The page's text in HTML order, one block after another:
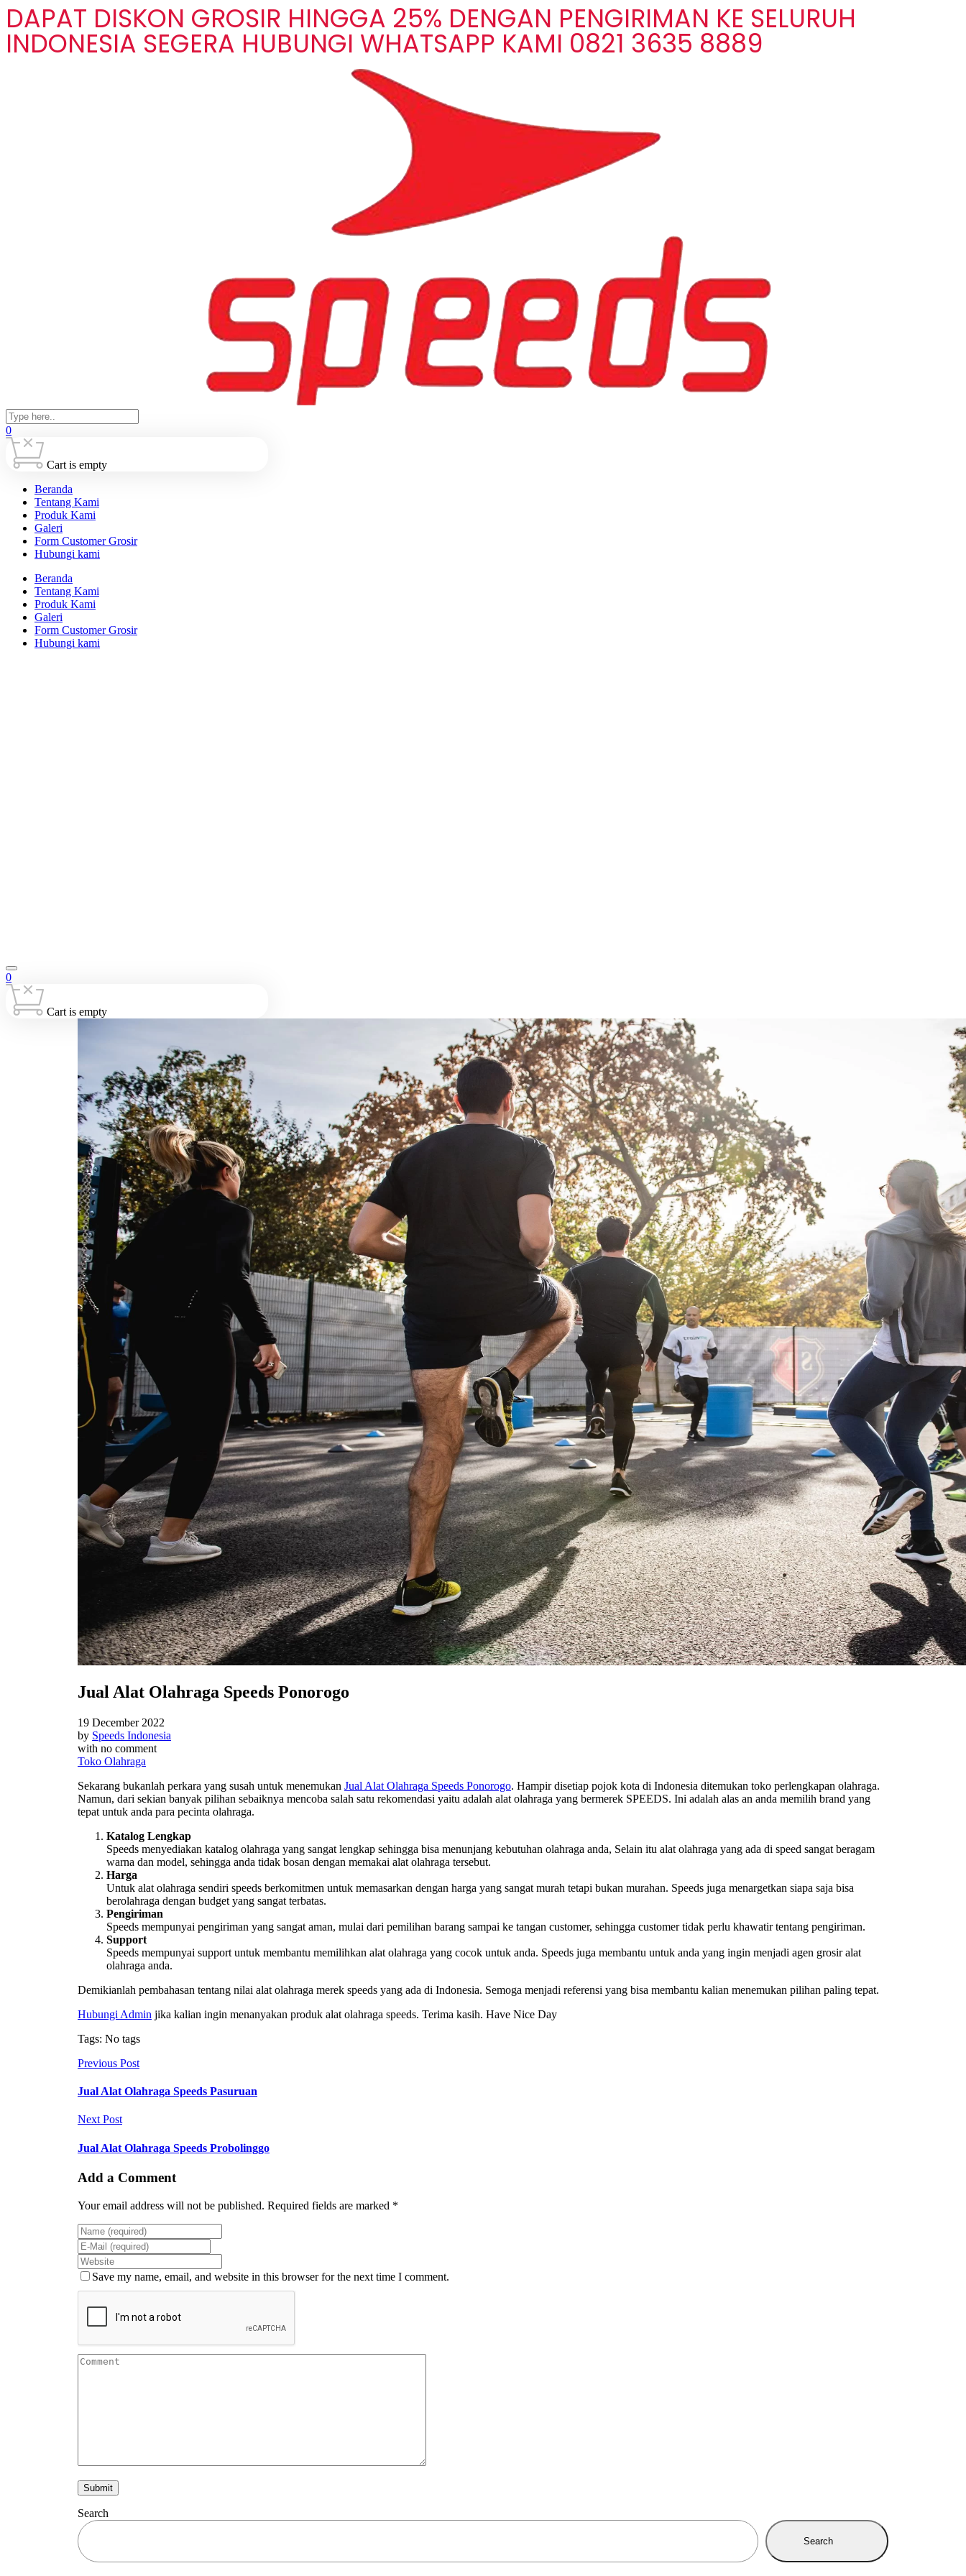
DAPAT DISKON GROSIR HINGGA 25% DENGAN PENGIRIMAN KE SELURUH
INDONESIA SEGERA HUBUNGI WHATSAPP KAMI 0821 3635 8889
0
Cart is empty
Beranda
Tentang Kami
Produk Kami
Galeri
Form Customer Grosir
Hubungi kami
Beranda
Tentang Kami
Produk Kami
Galeri
Form Customer Grosir
Hubungi kami
0
Cart is empty
Jual Alat Olahraga Speeds Ponorogo
19 December 2022
by Speeds Indonesia
with no comment
Toko Olahraga
Sekarang bukanlah perkara yang susah untuk menemukan Jual Alat Olahraga Speeds Ponorogo. Hampir disetiap pojok kota di Indonesia ditemukan toko perlengkapan olahraga.
Namun, dari sekian banyak pilihan sebaiknya mencoba salah satu rekomendasi yaitu adalah alat olahraga yang bermerek SPEEDS. Ini adalah alas an anda memilih brand yang
tepat untuk anda para pecinta olahraga.
Katalog Lengkap
Speeds menyediakan katalog olahraga yang sangat lengkap sehingga bisa menunjang kebutuhan olahraga anda, Selain itu alat olahraga yang ada di speed sangat beragam
warna dan model, sehingga anda tidak bosan dengan memakai alat olahraga tersebut.
Harga
Untuk alat olahraga sendiri speeds berkomitmen untuk memasarkan dengan harga yang sangat murah tetapi bukan murahan. Speeds juga menargetkan siapa saja bisa
berolahraga dengan budget yang sangat terbatas.
Pengiriman
Speeds mempunyai pengiriman yang sangat aman, mulai dari pemilihan barang sampai ke tangan customer, sehingga customer tidak perlu khawatir tentang pengiriman.
Support
Speeds mempunyai support untuk membantu memilihkan alat olahraga yang cocok untuk anda. Speeds juga membantu untuk anda yang ingin menjadi agen grosir alat
olahraga anda.
Demikianlah pembahasan tentang nilai alat olahraga merek speeds yang ada di Indonesia. Semoga menjadi referensi yang bisa membantu kalian menemukan pilihan paling tepat.
Hubungi Admin jika kalian ingin menanyakan produk alat olahraga speeds. Terima kasih. Have Nice Day
Tags: No tags
Previous Post
Jual Alat Olahraga Speeds Pasuruan
Next Post
Jual Alat Olahraga Speeds Probolinggo
Add a Comment
Your email address will not be published. Required fields are marked *
Save my name, email, and website in this browser for the next time I comment.
Search
Search